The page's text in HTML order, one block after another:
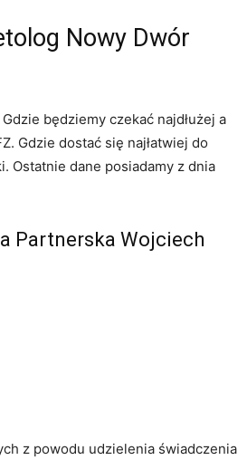
Nowy Dwór
będziemy czekać najdłużej a
Gdzie dostać się najłatwiej do
Ostatnie dane posiadamy z dnia
Partnerska Wojciech
z powodu udzielenia świadczenia